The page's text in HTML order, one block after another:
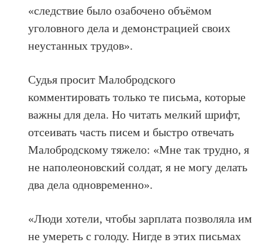
«следствие было озабочено объёмом
уголовного дела и демонстрацией своих
неустанных трудов».
Судья просит Малобродского
комментировать только те письма, которые
важны для дела. Но читать мелкий шрифт,
отсеивать часть писем и быстро отвечать
Малобродскому тяжело: «Мне так трудно, я
не наполеоновский солдат, я не могу делать
два дела одновременно».
«Люди хотели, чтобы зарплата позволяла им
не умереть с голоду. Нигде в этих письмах